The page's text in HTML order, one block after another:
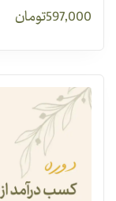
597,000تومان